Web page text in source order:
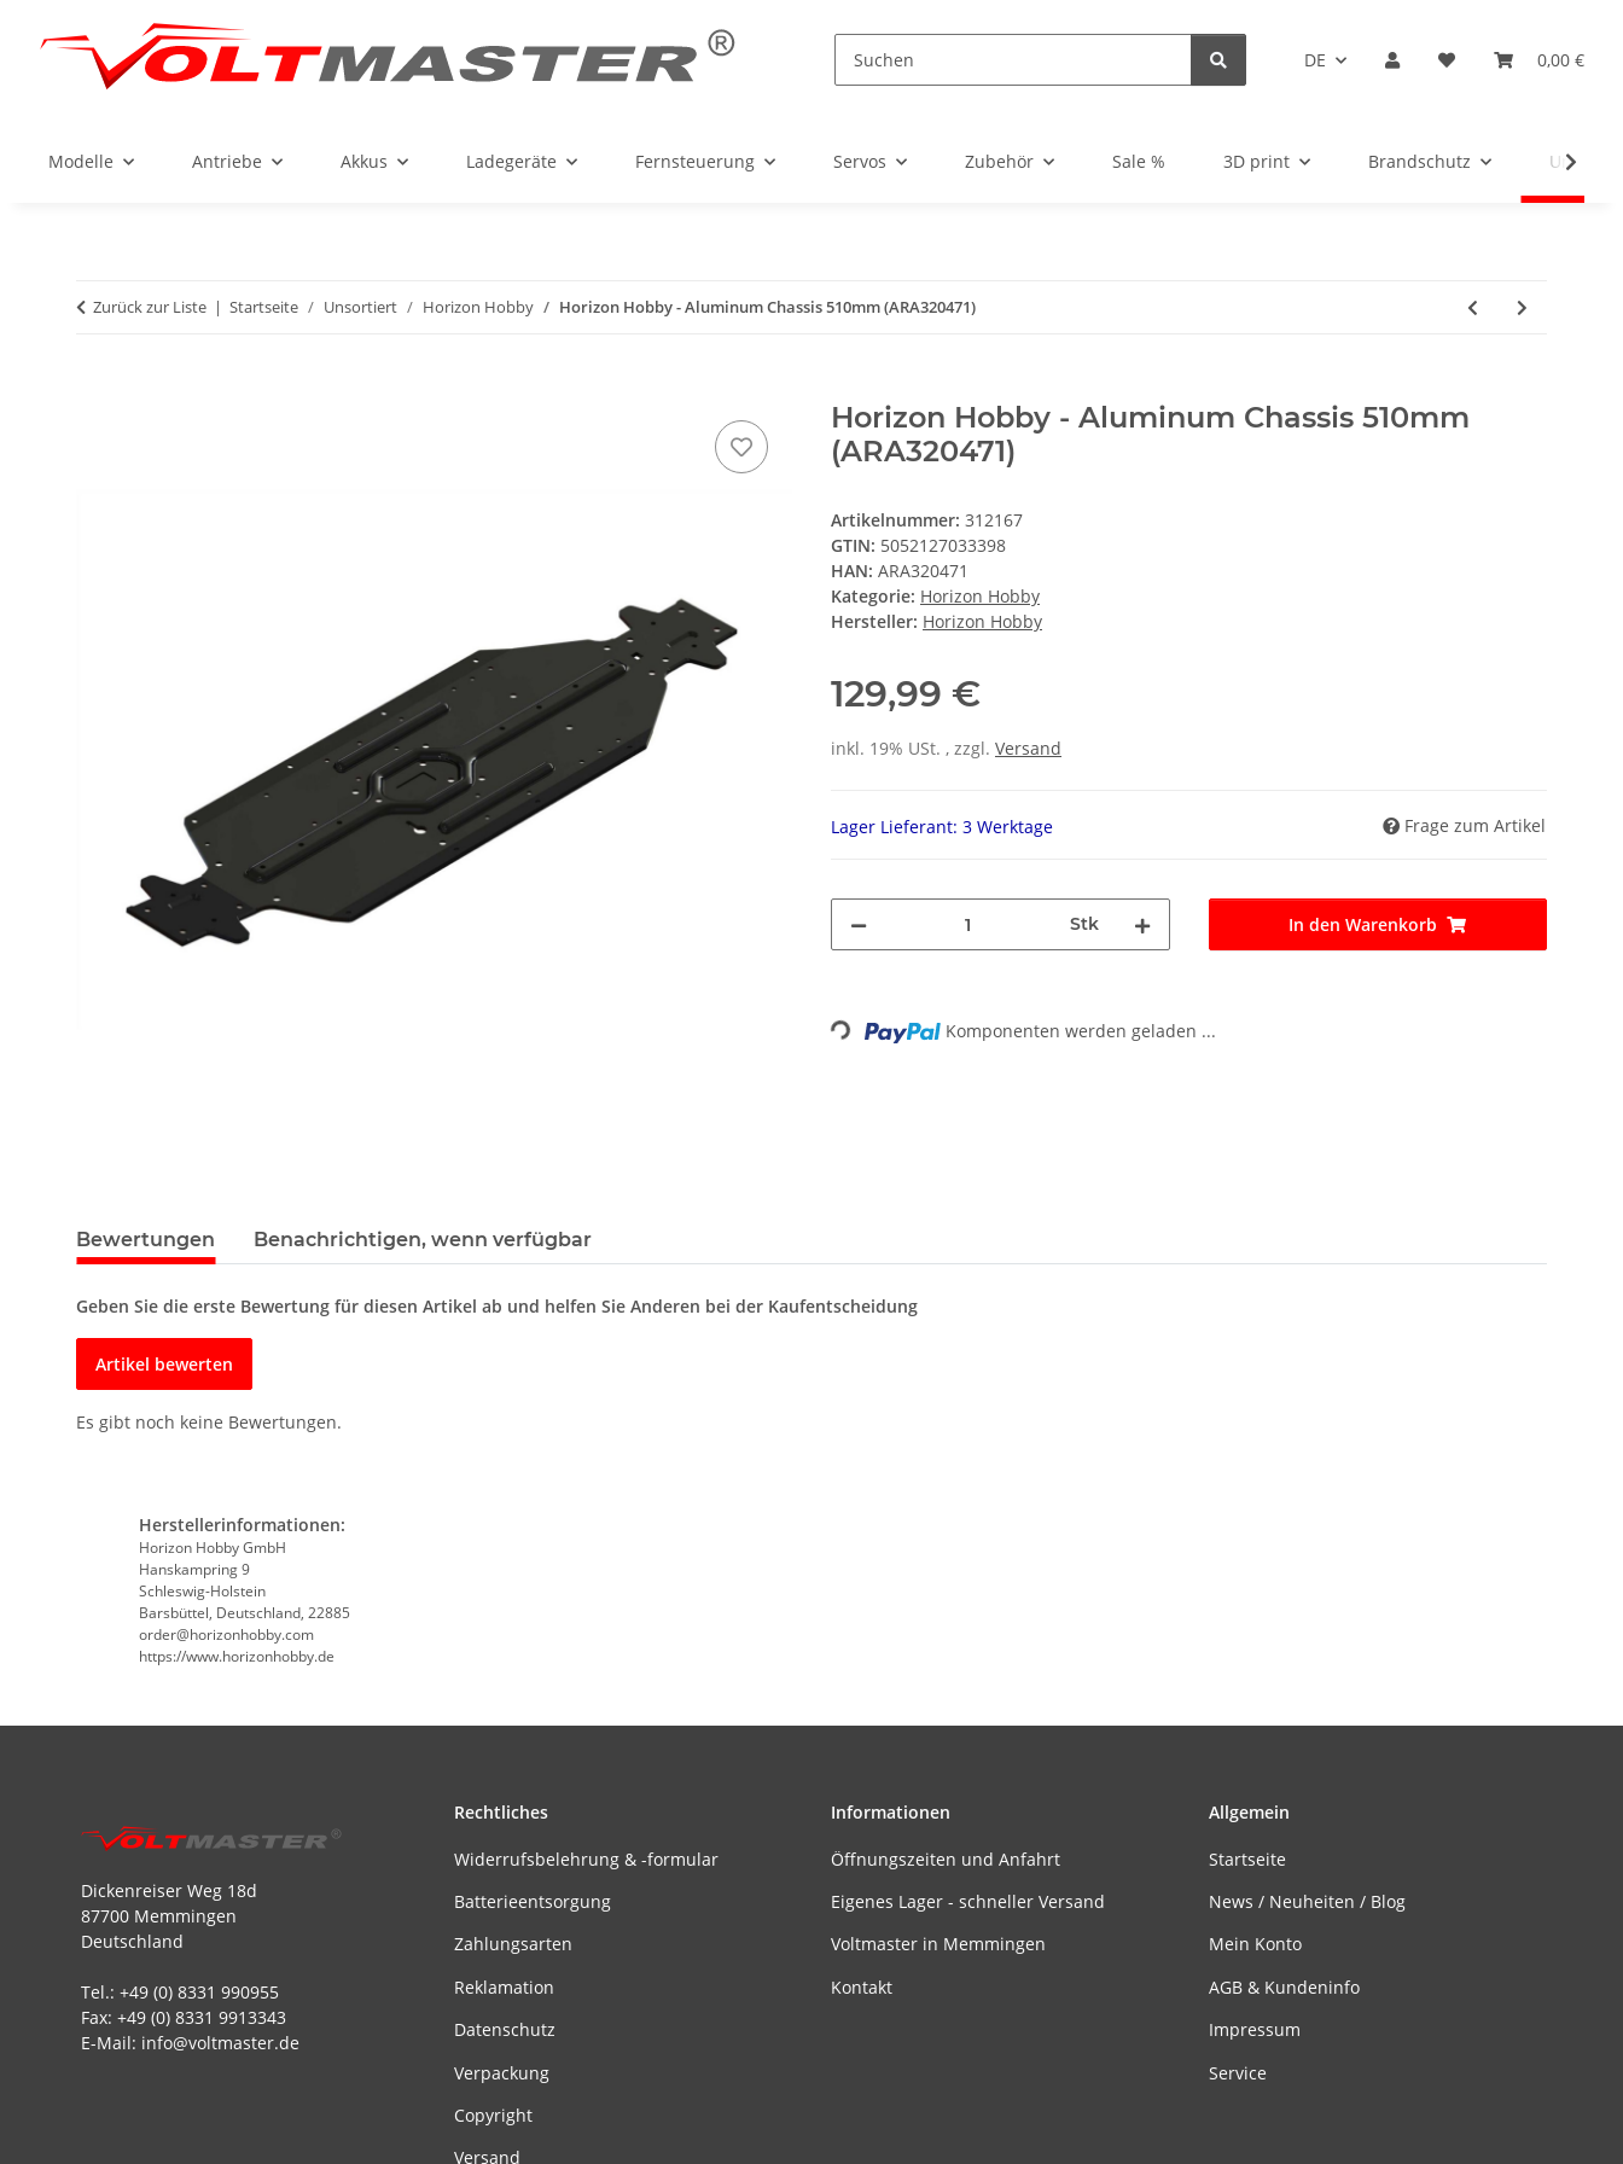
DE 0,00 €
Modelle Antriebe Akkus Ladegeräte Fernsteuerung Servos Zubehör Sale % 3D print Brandschutz
Zurück zur Liste Startseite Unsortiert Horizon Hobby Horizon Hobby - Aluminum Chassis 510mm (ARA320471)
Horizon Hobby - Aluminum Chassis 510mm
(ARA320471)
Artikelnummer: 312167
GTIN: 5052127033398
HAN: ARA320471
Kategorie: Horizon Hobby
Hersteller: Horizon Hobby
129,99 €
inkl. 19% USt. , zzgl. Versand
Lager Lieferant: 3 Werktage Frage zum Artikel
Stk In den Warenkorb
Loading... Komponenten werden geladen ...
Bewertungen Benachrichtigen, wenn verfügbar
Geben Sie die erste Bewertung für diesen Artikel ab und helfen Sie Anderen bei der Kaufentscheidung
Artikel bewerten
Es gibt noch keine Bewertungen.
Herstellerinformationen:
Horizon Hobby GmbH
Hanskampring 9
Schleswig-Holstein
Barsbüttel, Deutschland, 22885
order@horizonhobby.com
https://www.horizonhobby.de
Dickenreiser Weg 18d
87700 Memmingen
Deutschland
Tel.: +49 (0) 8331 990955
Fax: +49 (0) 8331 9913343
E-Mail: info@voltmaster.de
Rechtliches
Widerrufsbelehrung & -formular
Batterieentsorgung
Zahlungsarten
Reklamation
Datenschutz
Verpackung
Copyright
Versand
Informationen
Öffnungszeiten und Anfahrt
Eigenes Lager - schneller Versand
Voltmaster in Memmingen
Kontakt
Allgemein
Startseite
News / Neuheiten / Blog
Mein Konto
AGB & Kundeninfo
Impressum
Service